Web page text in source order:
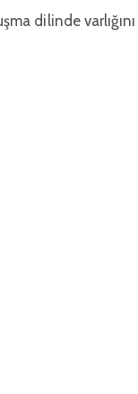
dilinde varlığını